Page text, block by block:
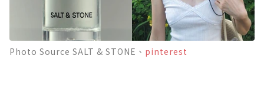
Photo Source SALT & STONE、 pinterest